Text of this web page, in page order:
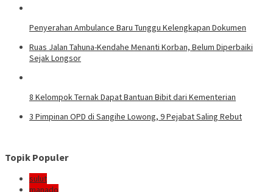
Penyerahan Ambulance Baru Tunggu Kelengkapan Dokumen
Ruas Jalan Tahuna-Kendahe Menanti Korban, Belum Diperbaiki
Sejak Longsor
8 Kelompok Ternak Dapat Bantuan Bibit dari Kementerian
3 Pimpinan OPD di Sangihe Lowong, 9 Pejabat Saling Rebut
Topik Populer
sulut
manado